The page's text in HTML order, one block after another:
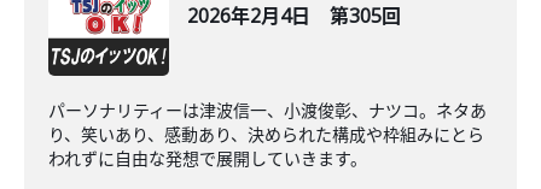
2026年2月4日 第305回
パーソナリティーは津波信一、小渡俊彰、ナツコ。ネタあ
り、笑いあり、感動あり、決められた構成や枠組みにとら
われずに自由な発想で展開していきます。